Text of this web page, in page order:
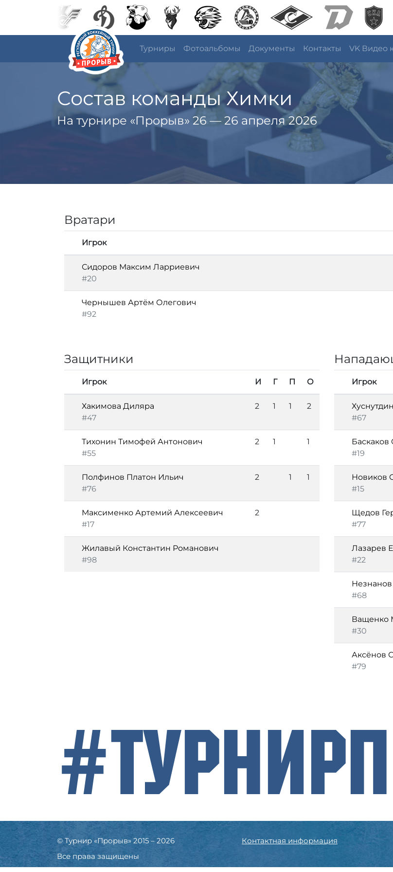
Турниры Фотоальбомы Документы Контакты VK Видео
Состав команды Химки
На турнире «Прорыв» 26 — 26 апреля 2026
Вратари
Игрок
Сидоров Максим Ларриевич
#20
Чернышев Артём Олегович
#92
Защитники
Игрок И Г П О
Хакимова Диляра
#47
2 1 1 2
Тихонин Тимофей Антонович
#55
2 1 1
Полфинов Платон Ильич
#76
2 1 1
Максименко Артемий Алексеевич
#17
2
Жилавый Константин Романович
#98
Игрок
#67
Баскаков
#19
Новиков
#15
Щедов
#77
Лазарев
#22
#68
Ващенко
#30
Аксёнов
#79
© Турнир «Прорыв» 2015 – 2026
Все права защищены
Контактная информация